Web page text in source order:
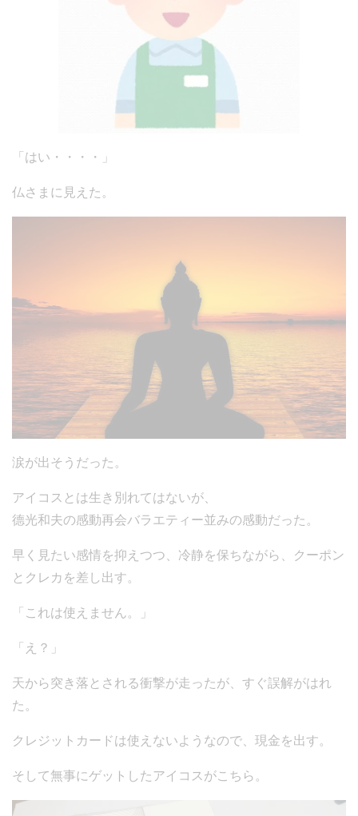
「はい・・・・」
仏さまに見えた。
涙が出そうだった。
アイコスとは生き別れてはないが、
德光和夫の感動再会バラエティー並みの感動だった。
早く見たい感情を抑えつつ、冷静を保ちながら、クーポン
とクレカを差し出す。
「これは使えません。」
「え？」
天から突き落とされる衝撃が走ったが、すぐ誤解がはれ
た。
クレジットカードは使えないようなので、現金を出す。
そして無事にゲットしたアイコスがこちら。